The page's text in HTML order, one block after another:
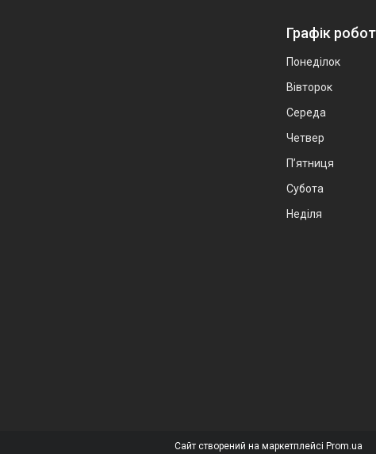
Графік
Понеділок
Вівторок
Середа
Четвер
Пʼятниця
Субота
Неділя
Сайт створений на маркетплейсі Prom.ua